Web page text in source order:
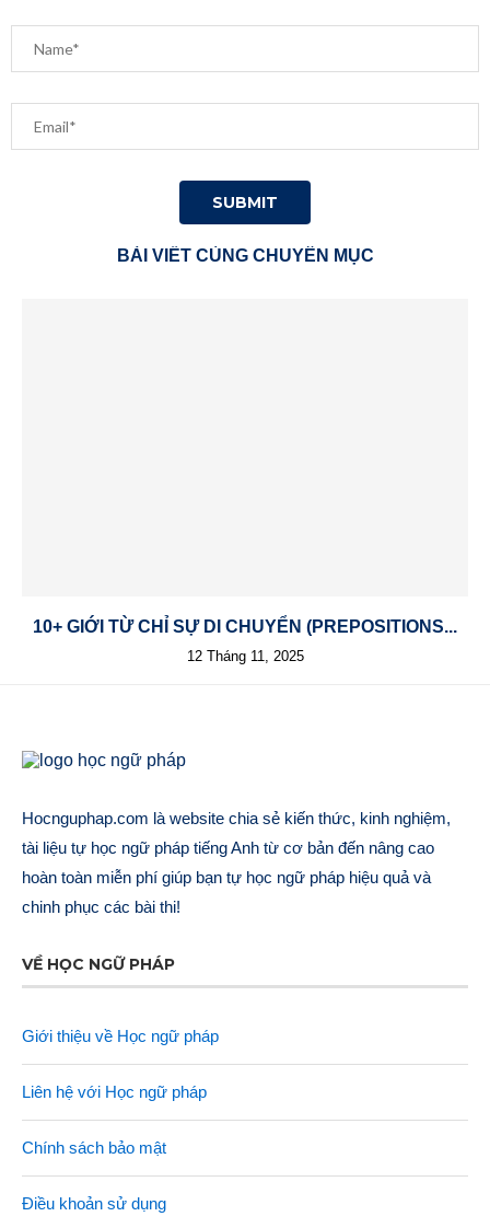
BÀI VIẾT CÙNG CHUYÊN MỤC
10+ GIỚI TỪ CHỈ SỰ DI CHUYỂN (PREPOSITIONS...
12 Tháng 11, 2025
Hocnguphap.com là website chia sẻ kiến thức, kinh nghiệm,
tài liệu tự học ngữ pháp tiếng Anh từ cơ bản đến nâng cao
hoàn toàn miễn phí giúp bạn tự học ngữ pháp hiệu quả và
chinh phục các bài thi!
VỀ HỌC NGỮ PHÁP
Giới thiệu về Học ngữ pháp
Liên hệ với Học ngữ pháp
Chính sách bảo mật
Điều khoản sử dụng